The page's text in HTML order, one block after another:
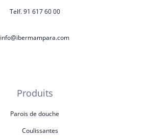
Telf. 91 617 60 00
info@ibermampara.com
Produits
Parois de douche
Coulissantes